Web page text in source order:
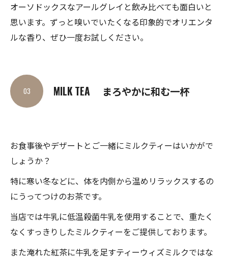
オーソドックスなアールグレイと飲み比べても面白いと
思います。ずっと嗅いでいたくなる印象的でオリエンタ
ルな香り、ぜひ一度お試しください。
MILK TEA まろやかに和む一杯
03
お食事後やデザートとご一緒にミルクティーはいかがで
しょうか？
特に寒い冬などに、体を内側から温めリラックスするの
にうってつけのお茶です。
当店では牛乳に低温殺菌牛乳を使用することで、重たく
なくすっきりしたミルクティーをご提供しております。
また淹れた紅茶に牛乳を足すティーウィズミルクではな